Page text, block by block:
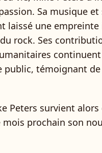
Sa musique et
laissé une
rock. Ses
public, témoignant
Peters survient alors
prochain son